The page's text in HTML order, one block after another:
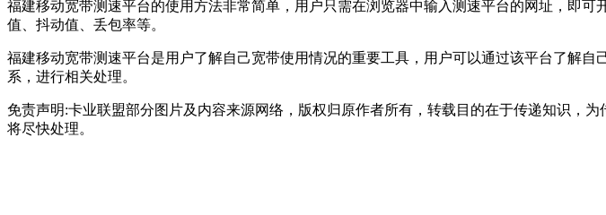
福建移动宽带测速平台的使用方法非常简单，用户只需在浏览器中输入测速平台的网址，即
值、抖动值、丢包率等。
福建移动宽带测速平台是用户了解自己宽带使用情况的重要工具，用户可以通过该平台了解
系，进行相关处理。
免责声明:卡业联盟部分图片及内容来源网络，版权归原作者所有，转载目的在于传递知识，
将尽快处理。